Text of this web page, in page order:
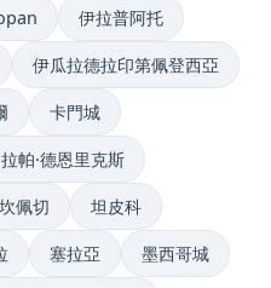
伊拉普阿托
伊瓜拉德拉印第佩登西亞
卡門城
帕·德恩里克斯
坎佩切 坦皮科
塞拉亞 墨西哥城